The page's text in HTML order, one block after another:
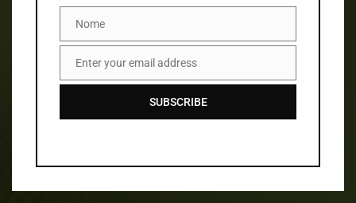
Siti web
immobili
ari
Nome
Enter your email address
SUBSCRIBE